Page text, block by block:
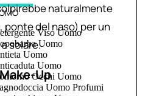
Viso Uomo
Uomo
Uomo
Uomo
Occhi Uomo
Uomo Profumi
naturalmente
ponte del naso) per un
solare.
Up